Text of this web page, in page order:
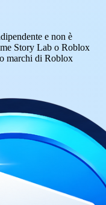
e non è
Story Lab o Roblox
marchi di Roblox